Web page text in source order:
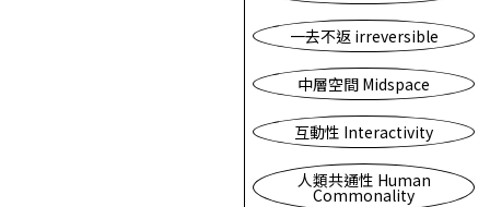
一去不返 irreversible
中層空間 Midspace
互動性 Interactivity
人類共通性 Human
Commonality